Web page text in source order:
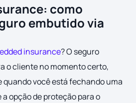
como
embutido via
insurance? O seguro
o cliente no momento certo,
quando você está fechando uma
opção de proteção para o